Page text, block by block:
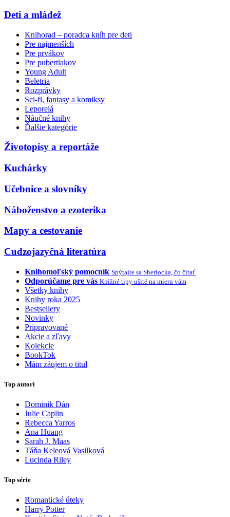
Deti a mládež
Knihorad – poradca kníh pre deti
Pre najmenších
Pre prvákov
Pre pubertiakov
Young Adult
Beletria
Rozprávky
Sci-fi, fantasy a komiksy
Leporelá
Náučné knihy
Ďalšie kategórie
Životopisy a reportáže
Kuchárky
Učebnice a slovníky
Náboženstvo a ezoterika
Mapy a cestovanie
Cudzojazyčná literatúra
Knihomoľský pomocník Spýtajte sa Sherlocka, čo čítať
Odporúčame pre vás Knižné tipy ušité na mieru vám
Všetky knihy
Knihy roka 2025
Bestsellery
Novinky
Pripravované
Akcie a zľavy
Kolekcie
BookTok
Mám záujem o titul
Top autori
Dominik Dán
Julie Caplin
Rebecca Yarros
Ana Huang
Sarah J. Maas
Táňa Keleová Vasilková
Lucinda Riley
Top série
Romantické úteky
Harry Potter